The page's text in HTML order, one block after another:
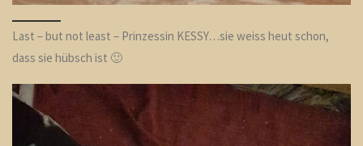
Last – but not least – Prinzessin KESSY…sie weiss heut schon,
dass sie hübsch ist 🙂